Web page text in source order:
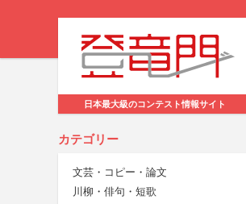
日本最大級のコンテスト情報サイト
カテゴリー
文芸・コピー・論文
川柳・俳句・短歌